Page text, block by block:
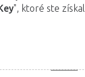
", ktoré ste